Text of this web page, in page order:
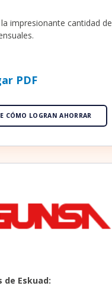
impresionante cantidad de
PDF
CÓMO LOGRAN AHORRAR
de Eskuad: